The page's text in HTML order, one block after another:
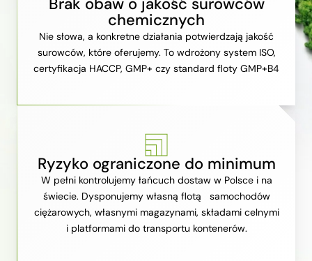
Brak obaw o jakość surowców
chemicznych
Nie słowa, a konkretne działania potwierdzają jakość
surowców, które oferujemy. To wdrożony system ISO,
certyfikacja HACCP, GMP+ czy standard floty GMP+B4
Ryzyko ograniczone do minimum
W pełni kontrolujemy łańcuch dostaw w Polsce i na
świecie. Dysponujemy własną flotą samochodów
ciężarowych, własnymi magazynami, składami celnymi
i platformami do transportu kontenerów.